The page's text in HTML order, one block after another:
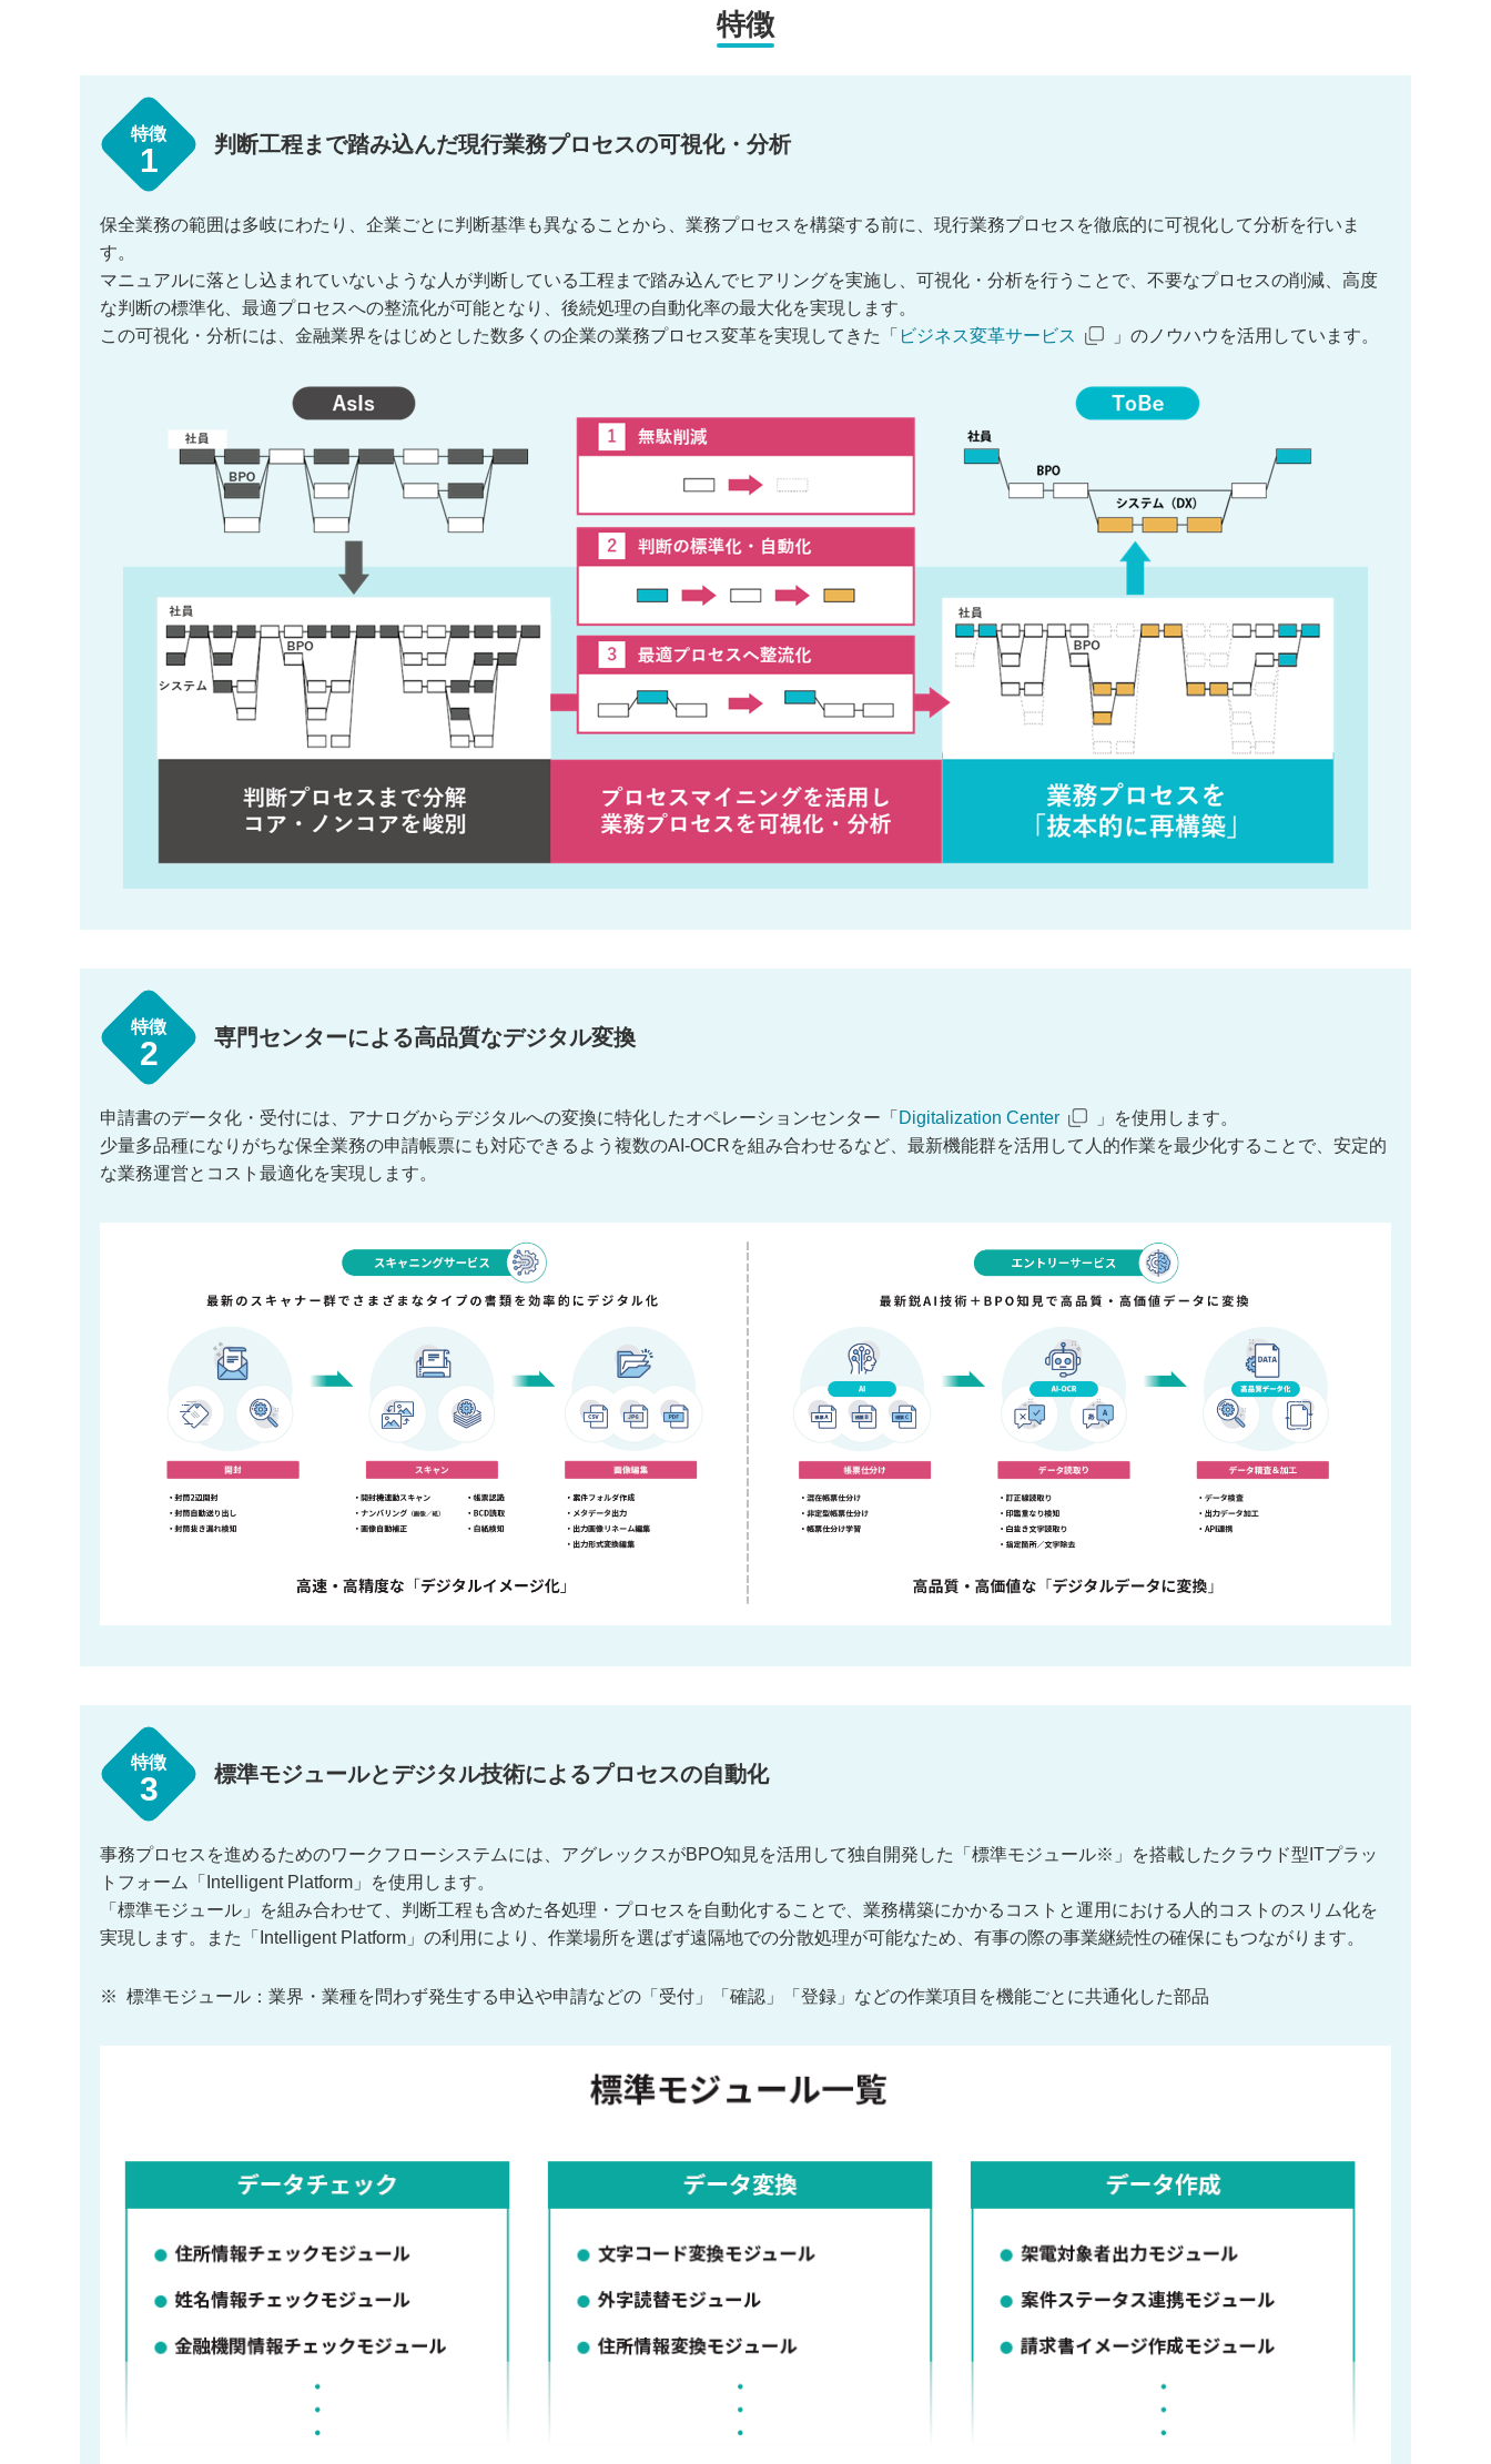
特徴
特徴
1 判断工程まで踏み込んだ現行業務プロセスの可視化・分析
保全業務の範囲は多岐にわたり、企業ごとに判断基準も異なることから、業務プロセスを構築する前に、現行業務プロセスを徹底的に可視化して分析を行いま
す。
マニュアルに落とし込まれていないような人が判断している工程まで踏み込んでヒアリングを実施し、可視化・分析を行うことで、不要なプロセスの削減、高度
な判断の標準化、最適プロセスへの整流化が可能となり、後続処理の自動化率の最大化を実現します。
この可視化・分析には、金融業界をはじめとした数多くの企業の業務プロセス変革を実現してきた「 ビジネス変革サービス 」のノウハウを活用しています。
特徴
2 専門センターによる高品質なデジタル変換
申請書のデータ化・受付には、アナログからデジタルへの変換に特化したオペレーションセンター「 Digitalization Center
」を使用します。
少量多品種になりがちな保全業務の申請帳票にも対応できるよう複数のAI-OCRを組み合わせるなど、最新機能群を活用して人的作業を最少化することで、安定的
な業務運営とコスト最適化を実現します。
特徴
3 標準モジュールとデジタル技術によるプロセスの自動化
事務プロセスを進めるためのワークフローシステムには、アグレックスがBPO知見を活用して独自開発した「標準モジュール※」を搭載したクラウド型ITプラッ
トフォーム「Intelligent Platform」を使用します。
「標準モジュール」を組み合わせて、判断工程も含めた各処理・プロセスを自動化することで、業務構築にかかるコストと運用における人的コストのスリム化を
実現します。また「Intelligent Platform」の利用により、作業場所を選ばず遠隔地での分散処理が可能なため、有事の際の事業継続性の確保にもつながります。
※ 標準モジュール：業界・業種を問わず発生する申込や申請などの「受付」「確認」「登録」などの作業項目を機能ごとに共通化した部品